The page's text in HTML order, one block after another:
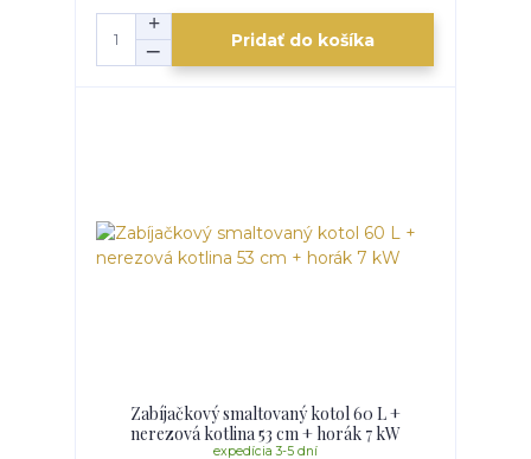
Pridať do košíka
Zabíjačkový smaltovaný kotol 60 L +
nerezová kotlina 53 cm + horák 7 kW
expedícia 3-5 dní